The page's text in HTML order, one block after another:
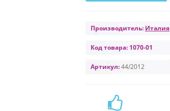
Производитель: Италия
Код товара: 1070-01
Артикул:44/2012